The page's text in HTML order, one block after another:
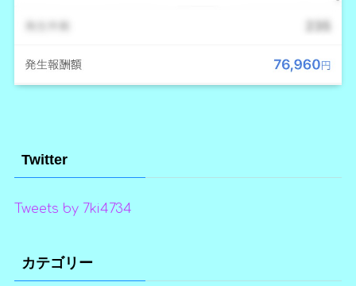
Twitter
Tweets by 7ki4734
カテゴリー